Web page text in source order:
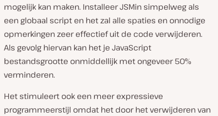
mogelijk kan maken. Installeer JSMin simpelweg als
een globaal script en het zal alle spaties en onnodige
opmerkingen zeer effectief uit de code verwijderen.
Als gevolg hiervan kan het je JavaScript
bestandsgrootte onmiddellijk met ongeveer 50%
verminderen.
Het stimuleert ook een meer expressieve
programmeerstijl omdat het door het verwijderen van